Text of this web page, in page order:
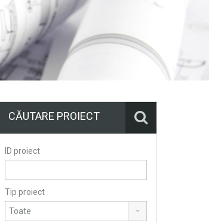
CĂUTARE PROIECT
ID proiect
Tip proiect